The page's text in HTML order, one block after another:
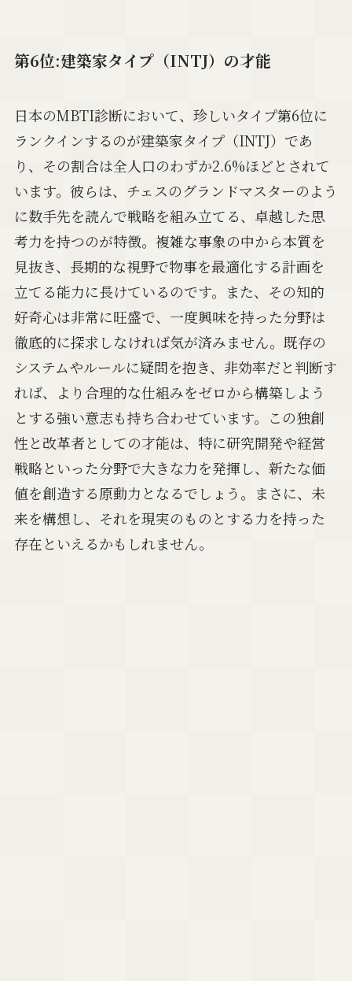
第6位:建築家タイプ（INTJ）の才能
日本のMBTI診断において、珍しいタイプ第6位に
ランクインするのが建築家タイプ（INTJ）であ
り、その割合は全人口のわずか2.6%ほどとされて
います。彼らは、チェスのグランドマスターのよう
に数手先を読んで戦略を組み立てる、卓越した思
考力を持つのが特徴。複雑な事象の中から本質を
見抜き、長期的な視野で物事を最適化する計画を
立てる能力に長けているのです。また、その知的
好奇心は非常に旺盛で、一度興味を持った分野は
徹底的に探求しなければ気が済みません。既存の
システムやルールに疑問を抱き、非効率だと判断す
れば、より合理的な仕組みをゼロから構築しよう
とする強い意志も持ち合わせています。この独創
性と改革者としての才能は、特に研究開発や経営
戦略といった分野で大きな力を発揮し、新たな価
値を創造する原動力となるでしょう。まさに、未
来を構想し、それを現実のものとする力を持った
存在といえるかもしれません。